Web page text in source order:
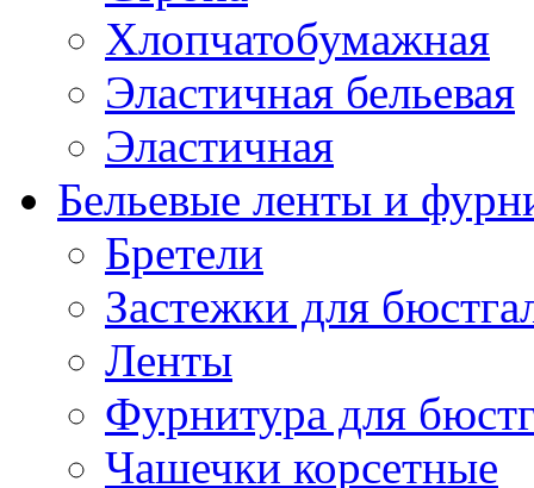
Хлопчатобумажная
Эластичная бельевая
Эластичная
Бельевые ленты и
Бретели
Застежки для
Ленты
Фурнитура для
Чашечки корсетные